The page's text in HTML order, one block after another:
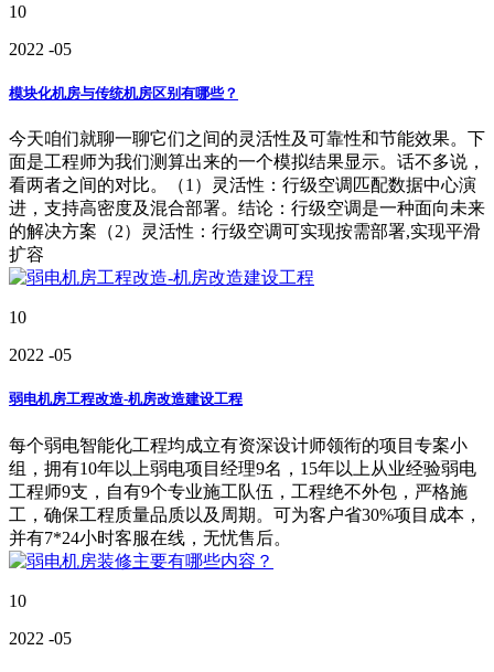
10
2022 -05
模块化机房与传统机房区别有哪些？
今天咱们就聊一聊它们之间的灵活性及可靠性和节能效果。下
面是工程师为我们测算出来的一个模拟结果显示。话不多说，
看两者之间的对比。（1）灵活性：行级空调匹配数据中心演
进，支持高密度及混合部署。结论：行级空调是一种面向未来
的解决方案（2）灵活性：行级空调可实现按需部署,实现平滑
扩容
10
2022 -05
弱电机房工程改造-机房改造建设工程
每个弱电智能化工程均成立有资深设计师领衔的项目专案小
组，拥有10年以上弱电项目经理9名，15年以上从业经验弱电
工程师9支，自有9个专业施工队伍，工程绝不外包，严格施
工，确保工程质量品质以及周期。可为客户省30%项目成本，
并有7*24小时客服在线，无忧售后。
10
2022 -05